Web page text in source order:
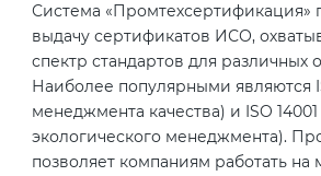
Система «Промтехсертификация»
выдачу сертификатов ИСО,
спектр стандартов для различных
Наиболее популярными являются
менеджмента качества) и ISO
экологического менеджмента).
позволяет компаниям работать